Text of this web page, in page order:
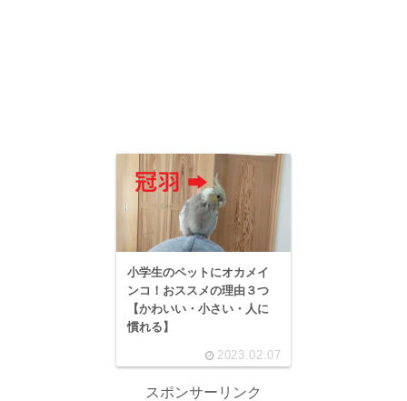
小学生のペットにオカメイ
ンコ！おススメの理由３つ
【かわいい・小さい・人に
慣れる】
2023.02.07
スポンサーリンク